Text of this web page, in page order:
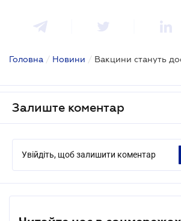
Головна / Новини / Вакцини стануть
Залиште коментар
Увійдіть, щоб залишити коментар